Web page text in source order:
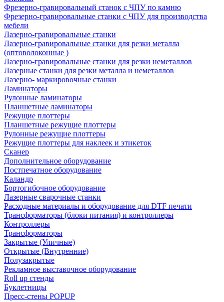
Фрезерно-гравировальный станок с ЧПУ по камню
Фрезерно-гравировальные станки с ЧПУ для производства
мебели
Лазерно-гравировальные станки
Лазерно-гравировальные станки для резки металла
(оптоволоконные )
Лазерно-гравировальные станки для резки неметаллов
Лазерные станки для резки металла и неметаллов
Лазерно- маркировочные станки
Ламинаторы
Рулонные ламинаторы
Планшетные ламинаторы
Режущие плоттеры
Планшетные режущие плоттеры
Рулонные режущие плоттеры
Режущие плоттеры для наклеек и этикеток
Сканер
Дополнительное оборудование
Постпечатное оборудование
Каландр
Бортогибочное оборудование
Лазерные сварочные станки
Расходные материалы и оборудование для DTF печати
Трансформаторы (блоки питания) и контроллеры
Контроллеры
Трансформаторы
Закрытые (Уличные)
Открытые (Внутренние)
Полузакрытые
Рекламное выставочное оборудование
Roll up стенды
Буклетницы
Пресс-стены POPUP